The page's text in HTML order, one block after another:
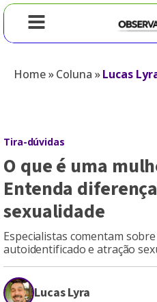
Home»Coluna »Lucas
Tira-dúvidas
O que é uma
Entenda
sexualidade
Especialistas comentam
autoidentificado e atração
Lucas Lyra